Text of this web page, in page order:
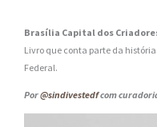
Brasília Capital dos
Livro que conta parte da
Federal.
Por@sindivestedfcom